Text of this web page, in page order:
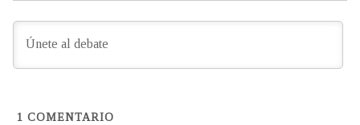
1 COMENTARIO